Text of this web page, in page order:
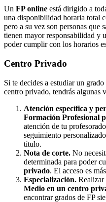
Un FP online está dirigido a
una disponibilidad horaria total
pero a su vez son personas que
tienen mayor responsabilidad y
poder cumplir con los horarios
Centro Privado
Si te decides a estudiar un
centro privado, tendrás algunas
Atención específica y
Formación Profesional
atención de tu
seguimiento
título.
Nota de corte. No
determinada para poder
privado. El acceso es
Especialización. Realizar
Medio en un centro
encontrar grados de FP